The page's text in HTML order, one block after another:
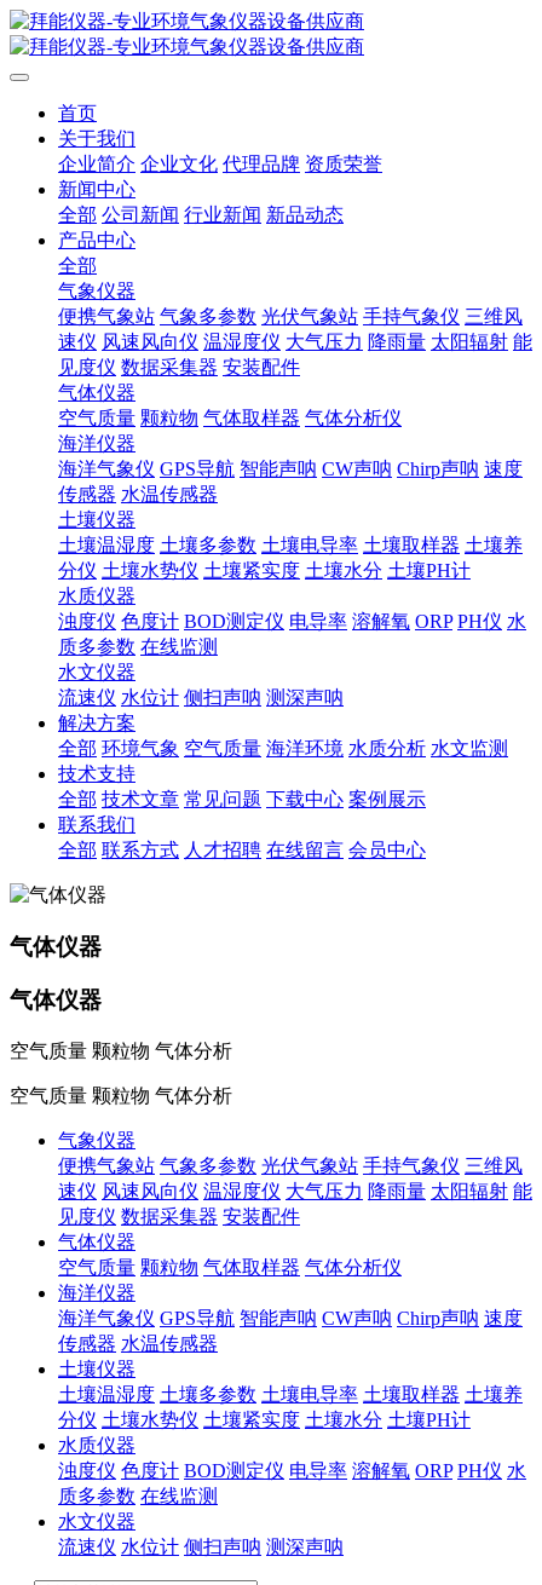
首页
关于我们
企业简介 企业文化 代理品牌 资质荣誉
新闻中心
全部 公司新闻 行业新闻 新品动态
产品中心
全部
气象仪器
便携气象站 气象多参数 光伏气象站 手持气象仪 三维风
速仪 风速风向仪 温湿度仪 大气压力 降雨量 太阳辐射 能
见度仪 数据采集器 安装配件
气体仪器
空气质量 颗粒物 气体取样器 气体分析仪
海洋仪器
海洋气象仪 GPS导航 智能声呐 CW声呐 Chirp声呐 速度
传感器 水温传感器
土壤仪器
土壤温湿度 土壤多参数 土壤电导率 土壤取样器 土壤养
分仪 土壤水势仪 土壤紧实度 土壤水分 土壤PH计
水质仪器
浊度仪 色度计 BOD测定仪 电导率 溶解氧 ORP PH仪 水
质多参数 在线监测
水文仪器
流速仪 水位计 侧扫声呐 测深声呐
解决方案
全部 环境气象 空气质量 海洋环境 水质分析 水文监测
技术支持
全部 技术文章 常见问题 下载中心 案例展示
联系我们
全部 联系方式 人才招聘 在线留言 会员中心
气体仪器
气体仪器
空气质量 颗粒物 气体分析
空气质量 颗粒物 气体分析
气象仪器
便携气象站 气象多参数 光伏气象站 手持气象仪 三维风
速仪 风速风向仪 温湿度仪 大气压力 降雨量 太阳辐射 能
见度仪 数据采集器 安装配件
气体仪器
空气质量 颗粒物 气体取样器 气体分析仪
海洋仪器
海洋气象仪 GPS导航 智能声呐 CW声呐 Chirp声呐 速度
传感器 水温传感器
土壤仪器
土壤温湿度 土壤多参数 土壤电导率 土壤取样器 土壤养
分仪 土壤水势仪 土壤紧实度 土壤水分 土壤PH计
水质仪器
浊度仪 色度计 BOD测定仪 电导率 溶解氧 ORP PH仪 水
质多参数 在线监测
水文仪器
流速仪 水位计 侧扫声呐 测深声呐